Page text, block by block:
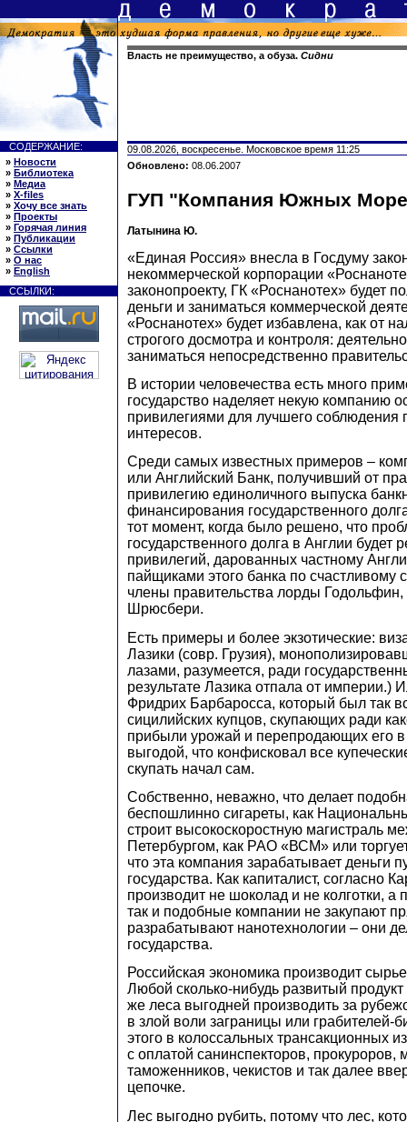
Власть не преимущество, а обуза. Сидни
СОДЕРЖАНИЕ:
» Новости
» Библиотека
» Медиа
» X-files
» Хочу все знать
» Проекты
» Горячая линия
» Публикации
» Ссылки
» О нас
» English
ССЫЛКИ:
09.08.2026, воскресенье. Московское время 11:25
Обновлено: 08.06.2007
ГУП "Компания Южных
Латынина Ю.
«Единая Россия» внесла в Госдуму
некоммерческой корпорации
законопроекту, ГК «Роснанотех» будет
деньги и заниматься коммерческой
«Роснанотех» будет избавлена, как от
строгого досмотра и контроля:
заниматься непосредственно
В истории человечества есть много
государство наделяет некую компанию
привилегиями для лучшего соблюдения
интересов.
Среди самых известных примеров –
или Английский Банк, получивший от
привилегию единоличного выпуска
финансирования государственного
тот момент, когда было решено, что
государственного долга в Англии
привилегий, дарованных частному
пайщиками этого банка по счастливому
члены правительства лорды
Шрюсбери.
Есть примеры и более экзотические:
Лазики (совр. Грузия),
лазами, разумеется, ради
результате Лазика отпала от империи.)
Фридрих Барбаросса, который был так
сицилийских купцов, скупающих ради
прибыли урожай и перепродающих его
выгодой, что конфисковал все
скупать начал сам.
Собственно, неважно, что делает
беспошлинно сигареты, как
строит высокоскоростную магистраль
Петербургом, как РАО «ВСМ» или
что эта компания зарабатывает деньги
государства. Как капиталист, согласно
производит не шоколад и не колготки, а
так и подобные компании не закупают
разрабатывают нанотехнологии – они
государства.
Российская экономика производит
Любой сколько-нибудь развитый продукт
же леса выгодней производить за
в злой воли заграницы или грабителей-
этого в колоссальных трансакционных
с оплатой санинспекторов, прокуроров,
таможенников, чекистов и так далее
цепочке.
Лес выгодно рубить, потому что лес,